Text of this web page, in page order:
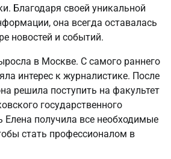
Благодаря своей уникальной
она всегда оставалась
новостей и событий.
в Москве. С самого раннего
интерес к журналистике. После
решила поступить на факультет
государственного
Елена получила все необходимые
стать профессионалом в